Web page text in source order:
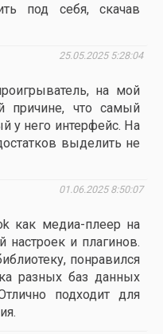
под себя, скачав
25.05.2025 5:28:04
на мой
причине, что самый
у него интерфейс. На
выделить не
01.06.2025 8:50:07
как медиа-плеер на
и плагинов.
понравился
разных баз данных
подходит для